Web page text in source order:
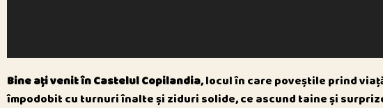
Bine ați venit în Castelul Copilandia, locul în care poveștile prind
împodobit cu turnuri înalte și ziduri solide, ce ascund taine și